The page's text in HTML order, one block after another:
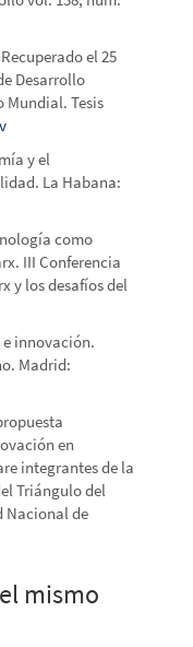
el 25
Desarrollo
Mundial. Tesis
y el
La Habana:
como
III Conferencia
y los desafíos del
e innovación.
Madrid:
en
integrantes de la
Triángulo del
Nacional de
mismo